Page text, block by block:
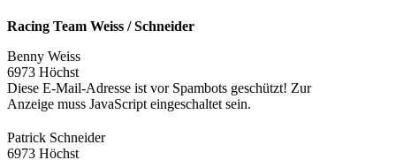
Racing Team Weiss / Schneider
Benny Weiss
6973 Höchst
Diese E-Mail-Adresse ist vor Spambots geschützt! Zur
Anzeige muss JavaScript eingeschaltet sein.
Patrick Schneider
6973 Höchst